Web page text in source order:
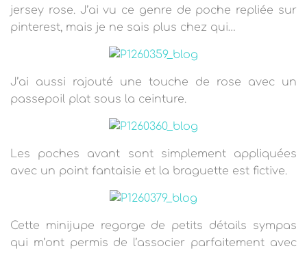
jersey rose. J’ai vu ce genre de poche repliée sur
pinterest, mais je ne sais plus chez qui…
J’ai aussi rajouté une touche de rose avec un
passepoil plat sous la ceinture.
Les poches avant sont simplement appliquées
avec un point fantaisie et la braguette est fictive.
Cette minijupe regorge de petits détails sympas
qui m’ont permis de l’associer parfaitement avec